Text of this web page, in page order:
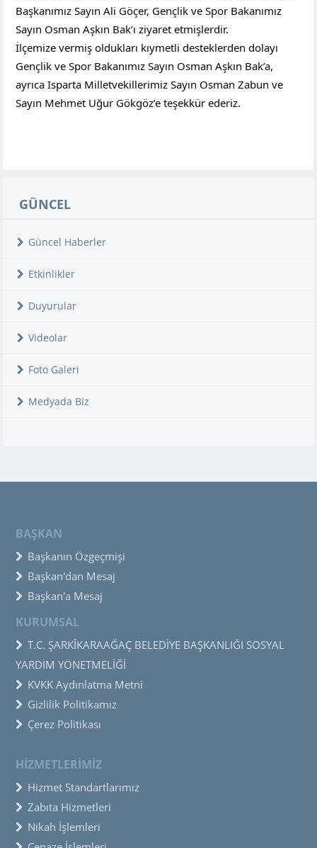
Başkanımız Sayın Ali Göçer, Gençlik ve Spor Bakanımız
Sayın Osman Aşkın Bak’ı ziyaret etmişlerdir.
İlçemize vermiş oldukları kıymetli desteklerden dolayı
Gençlik ve Spor Bakanımız Sayın Osman Aşkın Bak’a,
ayrıca Isparta Milletvekillerimiz Sayın Osman Zabun ve
Sayın Mehmet Uğur Gökgöz’e teşekkür ederiz.
GÜNCEL
Güncel Haberler
Etkinlikler
Duyurular
Videolar
Foto Galeri
Medyada Biz
BAŞKAN
Başkanın Özgeçmişi
Başkan'dan Mesaj
Başkan'a Mesaj
KURUMSAL
T.C. ŞARKÎKARAAĞAÇ BELEDİYE BAŞKANLIĞI SOSYAL
YARDIM YÖNETMELİĞİ
KVKK Aydınlatma Metni
Gizlilik Politikamız
Çerez Politikası
HİZMETLERİMİZ
Hizmet Standartlarımız
Zabıta Hizmetleri
Nikah İşlemleri